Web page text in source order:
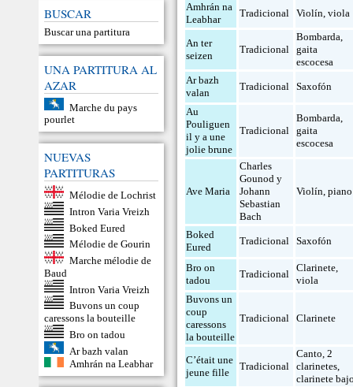
BUSCAR
Buscar una partitura
UNA PARTITURA AL
AZAR
Marche du pays
pourlet
NUEVAS
PARTITURAS
Mélodie de Lochrist
Intron Varia Vreizh
Boked Eured
Mélodie de Gourin
Marche mélodie de
Baud
Intron Varia Vreizh
Buvons un coup
caressons la bouteille
Bro on tadou
Ar bazh valan
Amhrán na Leabhar
Amhrán na
Leabhar
Tradicional Violín,viola
An ter
seizen
Tradicional
Bombarda,
gaita
escocesa
Ar bazh
valan
Tradicional Saxofón
Au
Pouliguen
il y a une
jolie brune
Tradicional
Bombarda,
gaita
escocesa
Ave Maria
Charles
Gounod y
Johann
Sebastian
Bach
Violín,piano
Boked
Eured
Tradicional Saxofón
Bro on
tadou
Tradicional
Clarinete,
viola
Buvons un
coup
caressons
la bouteille
Tradicional Clarinete
C’était une
jeune fille
Tradicional
Canto,2
clarinetes,
clarinete